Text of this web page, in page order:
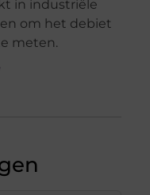
in industriële
om het debiet
meten.